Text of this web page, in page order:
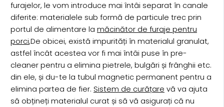
furajelor, le vom introduce mai întâi separat în canale
diferite: materialele sub formă de particule trec prin
portul de alimentare la măcinător de furaje pentru
porci,De obicei, există impurități în materialul granulat,
astfel încât acestea vor fi mai întâi puse în pre-
cleaner pentru a elimina pietrele, bulgări și frânghii etc.
din ele, și du-te la tubul magnetic permanent pentru a
elimina partea de fier. Sistem de curățare vă va ajuta
să obțineți materialul curat și să vă asigurați că nu